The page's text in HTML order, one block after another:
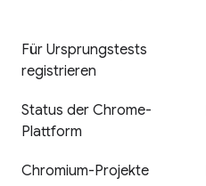
Für Ursprungstests
registrieren
Status der Chrome-
Plattform
Chromium-Projekte